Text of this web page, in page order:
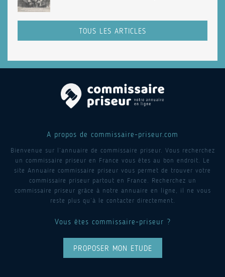
TOUS LES ARTICLES
A propos de commissaire-priseur.com
Bienvenue sur l’annuaire de commissaire priseur. Vous recherchez
un commissaire priseur en France vous êtes au bon endroit. Le
site Annuaire commissaire priseur vous permet de trouver votre
commissaire priseur partout en France. Recherchez un
commissaire priseur grâce à notre annuaire en ligne, il ne vous
reste plus qu’à le contacter directement.
Vous êtes commissaire-priseur ?
PROPOSER MON ETUDE